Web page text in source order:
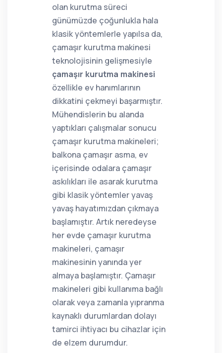
olan kurutma süreci
günümüzde çoğunlukla hala
klasik yöntemlerle yapılsa da,
çamaşır kurutma makinesi
teknolojisinin gelişmesiyle
çamaşır kurutma makinesi
özellikle ev hanımlarının
dikkatini çekmeyi başarmıştır.
Mühendislerin bu alanda
yaptıkları çalışmalar sonucu
çamaşır kurutma makineleri;
balkona çamaşır asma, ev
içerisinde odalara çamaşır
askılıkları ile asarak kurutma
gibi klasik yöntemler yavaş
yavaş hayatımızdan çıkmaya
başlamıştır. Artık neredeyse
her evde çamaşır kurutma
makineleri, çamaşır
makinesinin yanında yer
almaya başlamıştır. Çamaşır
makineleri gibi kullanıma bağlı
olarak veya zamanla yıpranma
kaynaklı durumlardan dolayı
tamirci ihtiyacı bu cihazlar için
de elzem durumdur.